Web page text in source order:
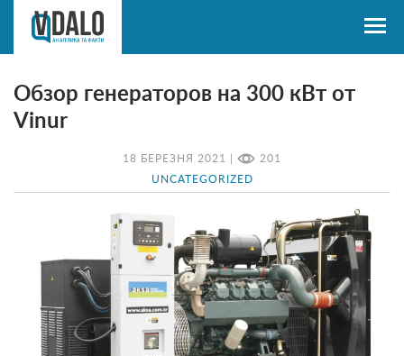
18 БЕРЕЗНЯ 2021 | 201
UNCATEGORIZED
Обзор генераторов на 300 кВт от
Vinur